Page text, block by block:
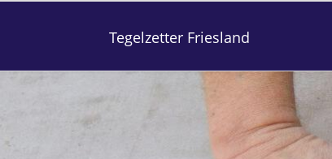
Tegelzetter Friesland